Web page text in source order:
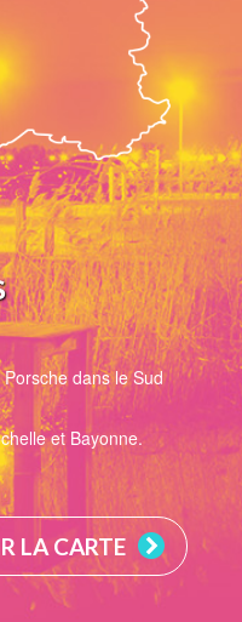
dans le Sud
et Bayonne.
LA CARTE